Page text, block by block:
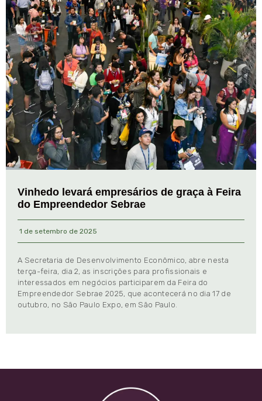
Vinhedo levará empresários de graça à Feira
do Empreendedor Sebrae
1 de setembro de 2025
A Secretaria de Desenvolvimento Econômico, abre nesta
terça-feira, dia 2, as inscrições para profissionais e
interessados em negócios participarem da Feira do
Empreendedor Sebrae 2025, que acontecerá no dia 17 de
outubro, no São Paulo Expo, em São Paulo.